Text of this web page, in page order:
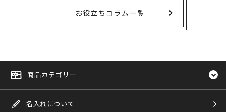
お役立ちコラム一覧
商品カテゴリー
名入れについて